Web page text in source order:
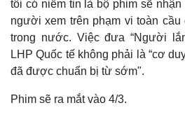
tôi có niềm tin là bộ phim sẽ
người xem trên phạm vi toàn
trong nước. Việc đưa “Người
LHP Quốc tế không phải là “cơ
đã được chuẩn bị từ sớm".
Phim sẽ ra mắt vào 4/3.